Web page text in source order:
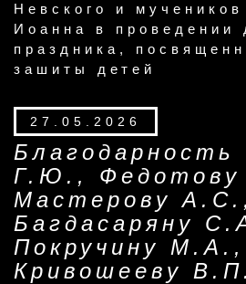
Невского и
Иоанна в проведении
праздника,
зашиты детей
27.05.2026
Благодарность
Г.Ю.,
Мастерову А.С.,
Багдасаряну
Покручину М.А.,
Кривошееву В.П.